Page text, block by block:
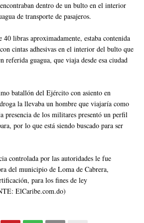
dentro de un bulto en el interior
de transporte de pasajeros.
40 libras aproximadamente, estaba contenida
cintas adhesivas en el interior del bulto que
referida guagua, que viaja desde esa ciudad
batallón del Ejército con asiento en
la llevaba un hombre que viajaría como
presencia de los militares presentó un perfil
por lo que está siendo buscado para ser
controlada por las autoridades le fue
del municipio de Loma de Cabrera,
para los fines de ley
ElCaribe.com.do)